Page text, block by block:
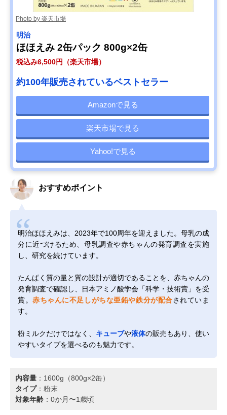
Photo by 楽天市場
明治
ほほえみ 2缶パック 800g×2缶
税込み6,500円（楽天市場）
約100年販売されているベストセラー
Amazonで見る
楽天市場で見る
Yahoo!で見る
おすすめポイント
明治ほほえみは、2023年で100周年を迎えました。母乳の成
分に近づけるため、母乳調査や赤ちゃんの発育調査を実施
し、研究を続けています。
たんぱく質の量と質の設計が適切であることを、赤ちゃんの
発育調査で確認し、日本アミノ酸学会「科学・技術賞」を受
賞。赤ちゃんに不足しがちな亜鉛や鉄分が配合されていま
す。
粉ミルクだけではなく、 キューブや液体の販売もあり、使い
やすいタイプを選べるのも魅力です。
内容量 ：1600g（800g×2缶）
タイプ：粉末
対象年齢 ：0か月〜1歳頃